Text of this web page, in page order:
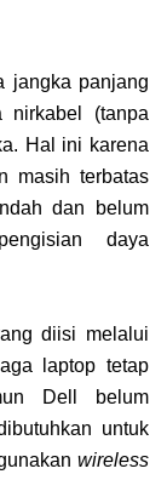
jangka panjang
nirkabel (tanpa
Hal ini karena
masih terbatas
dan belum
daya
diisi melalui
laptop tetap
Dell belum
untuk
wireless